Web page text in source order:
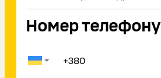
Номер телефону